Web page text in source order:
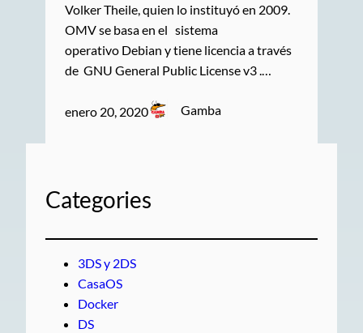
Volker Theile, quien lo instituyó en 2009.
OMV se basa en el sistema
operativo Debian y tiene licencia a través
de GNU General Public License v3 .…
enero 20, 2020 Gamba
Categories
3DS y 2DS
CasaOS
Docker
DS